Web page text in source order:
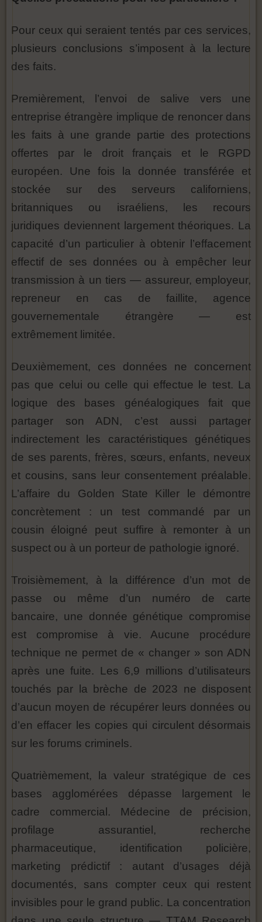
Pour ceux qui seraient tentés par ces services,
plusieurs conclusions s’imposent à la lecture
des faits.
Premièrement, l’envoi de salive vers une
entreprise étrangère implique de renoncer dans
les faits à une grande partie des protections
offertes par le droit français et le RGPD
européen. Une fois la donnée transférée et
stockée sur des serveurs californiens,
britanniques ou israéliens, les recours
juridiques deviennent largement théoriques. La
capacité d’un particulier à obtenir l’effacement
effectif de ses données ou à empêcher leur
transmission à un tiers — assureur, employeur,
repreneur en cas de faillite, agence
gouvernementale étrangère — est
extrêmement limitée.
Deuxièmement, ces données ne concernent
pas que celui ou celle qui effectue le test. La
logique des bases généalogiques fait que
partager son ADN, c’est aussi partager
indirectement les caractéristiques génétiques
de ses parents, frères, sœurs, enfants, neveux
et cousins, sans leur consentement préalable.
L’affaire du Golden State Killer le démontre
concrètement : un test commandé par un
cousin éloigné peut suffire à remonter à un
suspect ou à un porteur de pathologie ignoré.
Troisièmement, à la différence d’un mot de
passe ou même d’un numéro de carte
bancaire, une donnée génétique compromise
est compromise à vie. Aucune procédure
technique ne permet de « changer » son ADN
après une fuite. Les 6,9 millions d’utilisateurs
touchés par la brèche de 2023 ne disposent
d’aucun moyen de récupérer leurs données ou
d’en effacer les copies qui circulent désormais
sur les forums criminels.
Quatrièmement, la valeur stratégique de ces
bases agglomérées dépasse largement le
cadre commercial. Médecine de précision,
profilage assurantiel, recherche
pharmaceutique, identification policière,
marketing prédictif : autant d’usages déjà
documentés, sans compter ceux qui restent
invisibles pour le grand public. La concentration